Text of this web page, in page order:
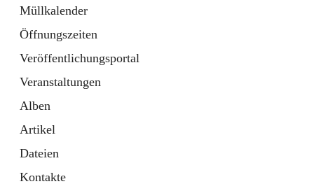
Müllkalender
Öffnungszeiten
Veröffentlichungsportal
Veranstaltungen
Alben
Artikel
Dateien
Kontakte
10 Schnellzugriffe